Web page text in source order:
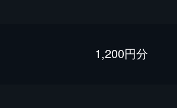
1,200円分